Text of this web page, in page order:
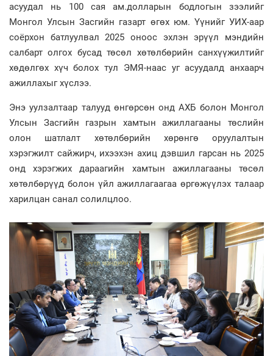
асуудал нь 100 сая ам.долларын бодлогын зээлийг
Монгол Улсын Засгийн газарт өгөх юм. Үүнийг УИХ-аар
соёрхон батлуулвал 2025 оноос эхлэн эрүүл мэндийн
салбарт олгох бусад төсөл хөтөлбөрийн санхүүжилтийг
хөдөлгөх хүч болох тул ЭМЯ-наас уг асуудалд анхаарч
ажиллахыг хүслээ.
Энэ уулзалтаар талууд өнгөрсөн онд АХБ болон Монгол
Улсын Засгийн газрын хамтын ажиллагааны төслийн
олон шатлалт хөтөлбөрийн хөрөнгө оруулалтын
хэрэгжилт сайжирч, ихээхэн ахиц дэвшил гарсан нь 2025
онд хэрэгжих дараагийн хамтын ажиллагааны төсөл
хөтөлбөрүүд болон үйл ажиллагаагаа өргөжүүлэх талаар
харилцан санал солилцлоо.